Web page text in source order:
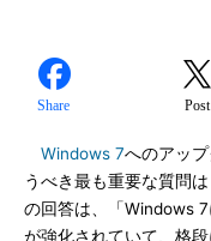
Share Post
Windows 7へのアッ
うべき最も重要な質問
の回答は、「Windows
が強化されていて、格